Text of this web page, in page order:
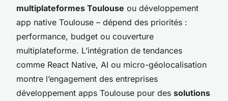
multiplateformes Toulouse ou développement
app native Toulouse – dépend des priorités :
performance, budget ou couverture
multiplateforme. L’intégration de tendances
comme React Native, AI ou micro-géolocalisation
montre l’engagement des entreprises
développement apps Toulouse pour des solutions